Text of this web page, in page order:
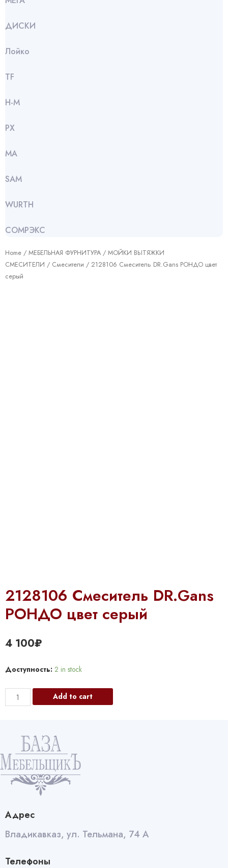
ДИСКИ
Лойко
TF
Н-М
РХ
МА
SАМ
WURTH
СОМРЭКС
Home / МЕБЕЛЬНАЯ ФУРНИТУРА / МОЙКИ ВЫТЯЖКИ
СМЕСИТЕЛИ / Смесители / 2128106 Смеситель DR.Gans РОНДО цвет
серый
2128106 Смеситель DR.Gans
РОНДО цвет серый
4 100₽
Доступность: 2 in stock
2128106
Смеситель
серый
quantity
Add to cart
Адрес
Владикавказ, ул. Тельмана, 74 А
Телефоны